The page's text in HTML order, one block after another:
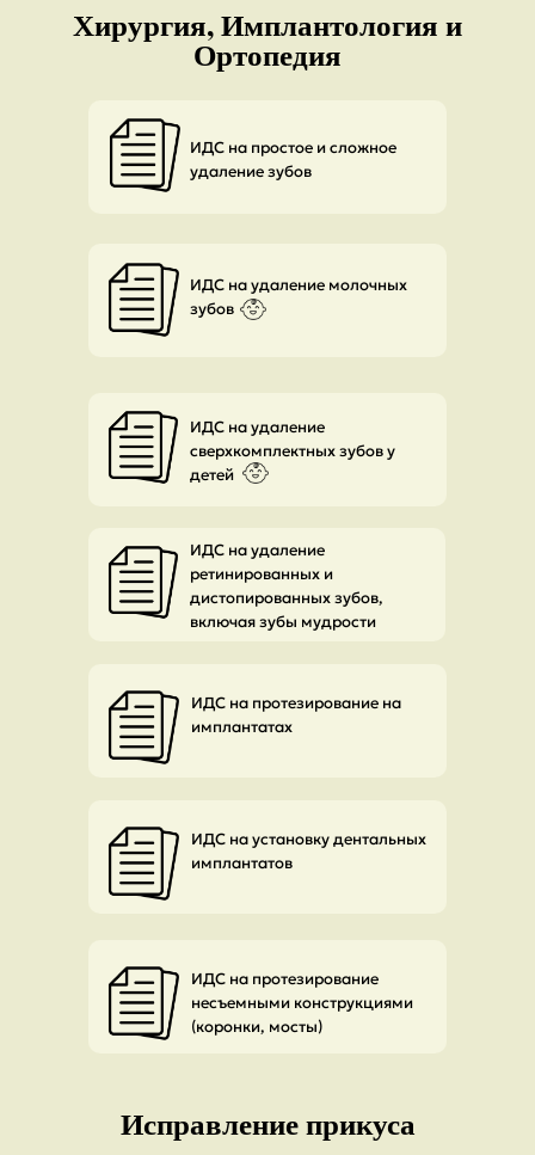
Хирургия, Имплантология и
Ортопедия
ИДС на удаление молочных
зубов
ИДС на удаление
сверхкомплектных зубов у
детей
ИДС на протезирование на
имплантатах
ИДС на удаление
ретинированных и
дистопированных зубов,
включая зубы мудрости
ИДС на простое и сложное
удаление зубов
ИДС на установку дентальных
имплантатов
ИДС на протезирование
несъемными конструкциями
(коронки, мосты)
Исправление прикуса